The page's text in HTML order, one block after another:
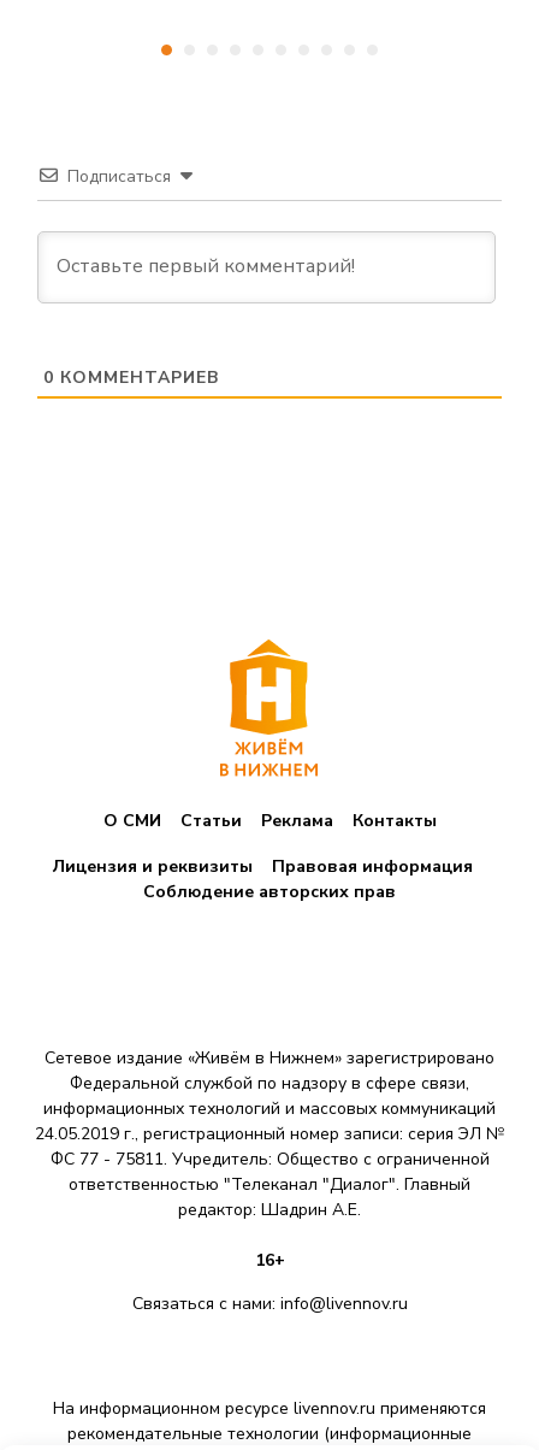
Подписаться
0 КОММЕНТАРИЕВ
О СМИ Статьи Реклама
Контакты
Лицензия и реквизиты
Правовая информация
Соблюдение авторских прав
Сетевое издание «Живём в Нижнем» зарегистрировано
Федеральной службой по надзору в сфере связи,
информационных технологий и массовых коммуникаций
24.05.2019 г., регистрационный номер записи: серия ЭЛ №
ФС 77 - 75811. Учредитель: Общество с ограниченной
ответственностью "Телеканал "Диалог". Главный
редактор: Шадрин A.E.
16+
Связаться с нами: info@livennov.ru
На информационном ресурсе livennov.ru применяются
рекомендательные технологии (информационные